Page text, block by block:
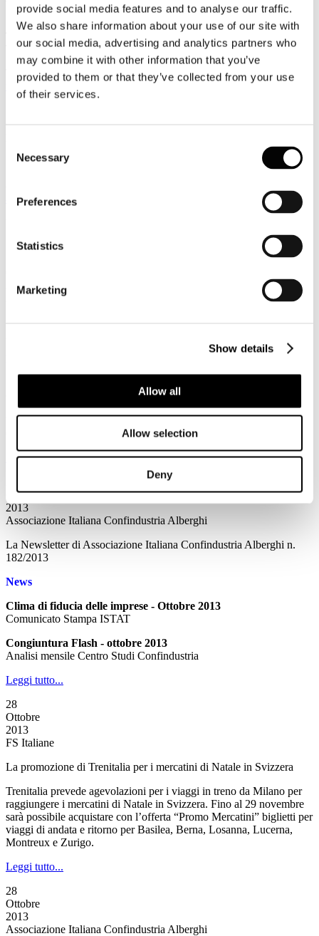
provide social media features and to analyse our traffic.
We also share information about your use of our site with
our social media, advertising and analytics partners who
may combine it with other information that you’ve
provided to them or that they’ve collected from your use
of their services.
Selection
Necessary
Preferences
Statistics
Marketing
Show details
Allow all
Allow selection
Deny
EVENT REPORT
Toscana, stanziati oltre 2 milioni per promuovere la montagna
TRAVEL QUOTIDIANO
Tutte le informazioni sono consultabili all'indirizzo
www.alberghiconfindustria.it
cliccando direttamente sulla notizia prescelta è necessario per la
affarigenerali@alberghiconfindustria.it
2013
Associazione Italiana Confindustria Alberghi
Weekend di Ognissanti: Il 70% degli Italiani sceglie il Bel Paese
Comunicato Stampa Trivago
Leggi tutto...
Ottobre
2013
Associazione Italiana Confindustria Alberghi
La Newsletter di Associazione Italiana Confindustria Alberghi n.
182/2013
News
Clima di fiducia delle imprese - Ottobre 2013
Comunicato Stampa ISTAT
Congiuntura Flash - ottobre 2013
Analisi mensile Centro Studi Confindustria
Leggi tutto...
28
Ottobre
2013
FS Italiane
La promozione di Trenitalia per i mercatini di Natale in Svizzera
Trenitalia prevede agevolazioni per i viaggi in treno da Milano per
raggiungere i mercatini di Natale in Svizzera. Fino al 29 novembre
sarà possibile acquistare con l’offerta “Promo Mercatini” biglietti per
viaggi di andata e ritorno per Basilea, Berna, Losanna, Lucerna,
Montreux e Zurigo.
Leggi tutto...
28
Ottobre
2013
Associazione Italiana Confindustria Alberghi